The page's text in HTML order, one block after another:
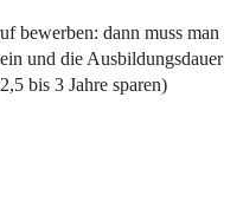
bewerben: dann muss man
und die Ausbildungsdauer
bis 3 Jahre sparen)